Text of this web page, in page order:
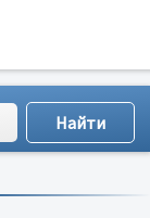
;рейтингу;отзывам